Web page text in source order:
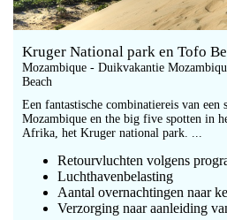
Kruger National park en Tofo
Mozambique - Duikvakantie
Beach
Een fantastische combinatiereis van
Mozambique en the big five spotten in
Afrika, het Kruger national park. ...
Retourvluchten volgens
Luchthavenbelasting
Aantal overnachtingen naar
Verzorging naar aanleiding